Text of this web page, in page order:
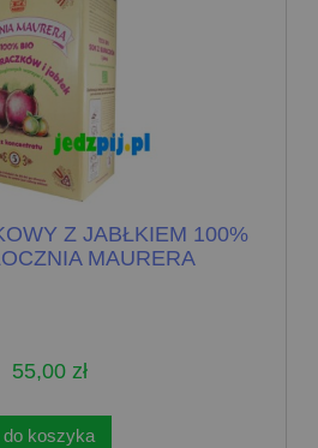
Z JABŁKIEM 100%
MAURERA
55,00 zł
do koszyka